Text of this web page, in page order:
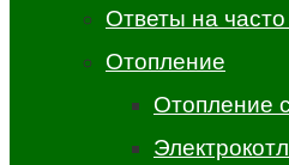
Ответы на
Отопление
Отопление